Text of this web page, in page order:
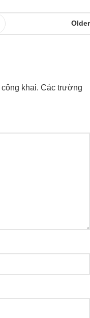
Older
khai. Các trường